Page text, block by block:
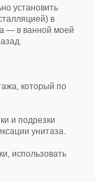
установить
в
— в ванной моей
который по
и подрезки
унитаза.
использовать